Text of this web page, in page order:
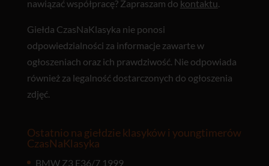
nawiązać współpracę? Zapraszam do kontaktu.
Giełda CzasNaKlasyka nie ponosi
odpowiedzialności za informacje zawarte w
ogłoszeniach oraz ich prawdziwość. Nie odpowiada
również za legalność dostarczonych do ogłoszenia
zdjęć.
Ostatnio na giełdzie klasyków i youngtimerów
CzasNaKlasyka
BMW Z3 E36/7 1999